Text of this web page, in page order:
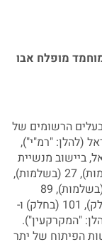
הפיתוח נ' מוחמד מופלח אבו
הרשומים של
(להלן: "רמ"י"),
ביישוב מנשיית
זבדה, והידועים כחלקות 25 (בחלק), 26 (בשלמות), 27 (בשלמות),
28 (בשלמות), 81 (בחלק), 83 (בשלמות), 84 (בשלמות), 89
(בשלמות), 96 (בחלק), 97 (בשלמות), 99 (בחלק), 101 (בחלק) ו-
כולן נמצאות בגוש 17903 (להלן: "המקרקעין").
של חלקה 99 ואילו רשות הפיתוח של יתר